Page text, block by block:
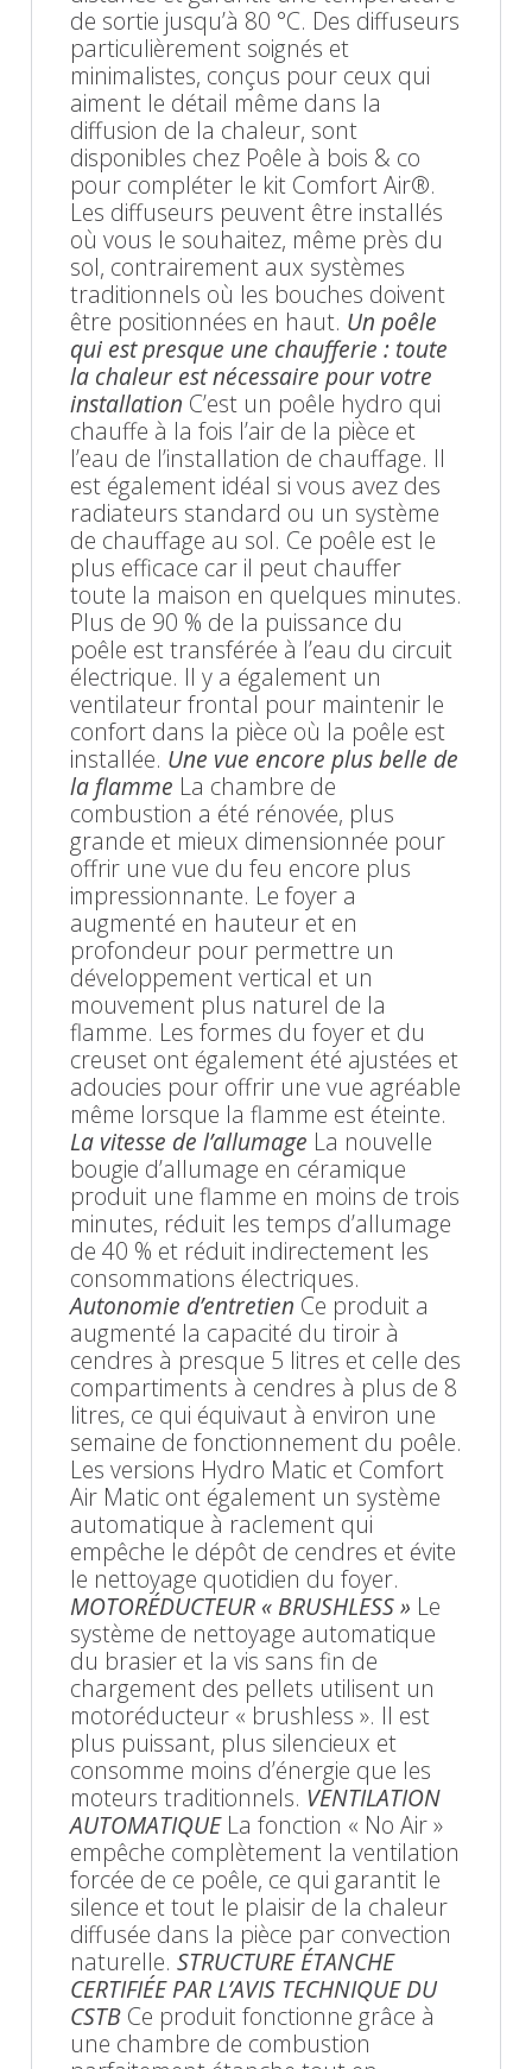
de sortie jusqu’à 80 °C. Des diffuseurs
particulièrement soignés et
minimalistes, conçus pour ceux qui
aiment le détail même dans la
diffusion de la chaleur, sont
disponibles chez Poêle à bois & co
pour compléter le kit Comfort Air®.
Les diffuseurs peuvent être installés
où vous le souhaitez, même près du
sol, contrairement aux systèmes
traditionnels où les bouches doivent
être positionnées en haut. Un poêle
qui est presque une chaufferie : toute
la chaleur est nécessaire pour votre
installation C’est un poêle hydro qui
chauffe à la fois l’air de la pièce et
l’eau de l’installation de chauffage. Il
est également idéal si vous avez des
radiateurs standard ou un système
de chauffage au sol. Ce poêle est le
plus efficace car il peut chauffer
toute la maison en quelques minutes.
Plus de 90 % de la puissance du
poêle est transférée à l’eau du circuit
électrique. Il y a également un
ventilateur frontal pour maintenir le
confort dans la pièce où la poêle est
installée. Une vue encore plus belle de
la flamme La chambre de
combustion a été rénovée, plus
grande et mieux dimensionnée pour
offrir une vue du feu encore plus
impressionnante. Le foyer a
augmenté en hauteur et en
profondeur pour permettre un
développement vertical et un
mouvement plus naturel de la
flamme. Les formes du foyer et du
creuset ont également été ajustées et
adoucies pour offrir une vue agréable
même lorsque la flamme est éteinte.
La vitesse de l’allumage La nouvelle
bougie d’allumage en céramique
produit une flamme en moins de trois
minutes, réduit les temps d’allumage
de 40 % et réduit indirectement les
consommations électriques.
Autonomie d’entretien Ce produit a
augmenté la capacité du tiroir à
cendres à presque 5 litres et celle des
compartiments à cendres à plus de 8
litres, ce qui équivaut à environ une
semaine de fonctionnement du poêle.
Les versions Hydro Matic et Comfort
Air Matic ont également un système
automatique à raclement qui
empêche le dépôt de cendres et évite
le nettoyage quotidien du foyer.
MOTORÉDUCTEUR « BRUSHLESS » Le
système de nettoyage automatique
du brasier et la vis sans fin de
chargement des pellets utilisent un
motoréducteur « brushless ». Il est
plus puissant, plus silencieux et
consomme moins d’énergie que les
moteurs traditionnels. VENTILATION
AUTOMATIQUELa fonction « No Air »
empêche complètement la ventilation
forcée de ce poêle, ce qui garantit le
silence et tout le plaisir de la chaleur
diffusée dans la pièce par convection
naturelle. STRUCTURE ÉTANCHE
CERTIFIÉE PAR L’AVIS TECHNIQUE DU
CSTB Ce produit fonctionne grâce à
une chambre de combustion